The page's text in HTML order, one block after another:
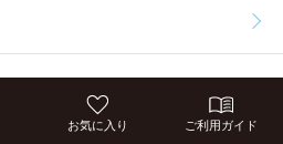
お気に入り ご利用ガイド